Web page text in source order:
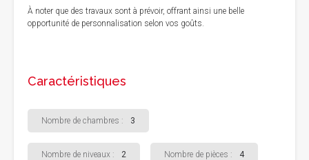
À noter que des travaux sont à prévoir, offrant ainsi une belle
opportunité de personnalisation selon vos goûts.
Caractéristiques
Nombre de chambres : 3
Nombre de niveaux : 2 Nombre de pièces : 4